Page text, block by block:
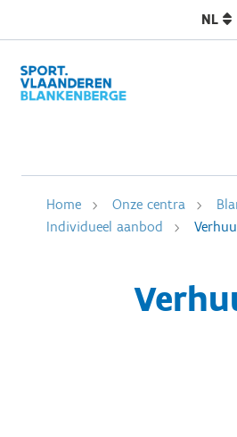
NL
Home Onze centra
Individueel aanbod